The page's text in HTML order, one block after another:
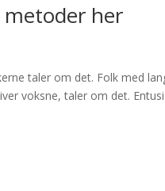
metoder her
taler om det. Folk med
voksne, taler om det.